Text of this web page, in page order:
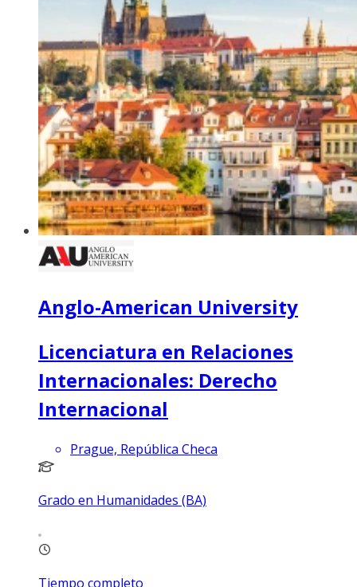
Anglo-American University
Licenciatura en Relaciones
Internacionales: Derecho
Internacional
Prague, República Checa
Grado en Humanidades (BA)
Tiempo completo